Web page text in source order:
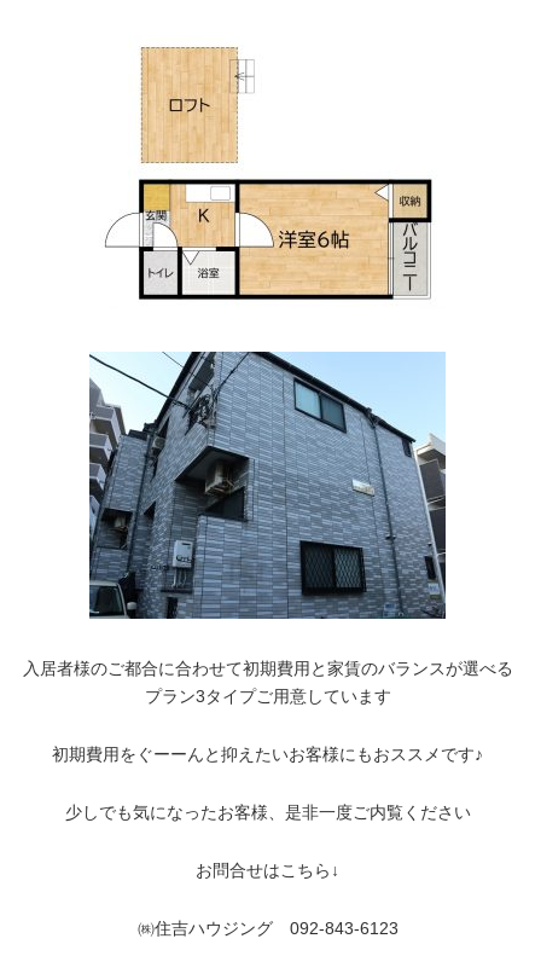
入居者様のご都合に合わせて初期費用と家賃のバランスが選べる
プラン3タイプご用意しています
初期費用をぐーーんと抑えたいお客様にもおススメです♪
少しでも気になったお客様、是非一度ご内覧ください
お問合せはこちら↓
㈱住吉ハウジング 092-843-6123